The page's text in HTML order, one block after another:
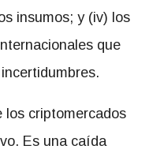
insumos; y (iv) los
que
los criptomercados
Es una caída